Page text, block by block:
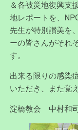
＆各被災地復興支
地レポートを、
先生が特別讃美を
ーの皆さんがそれ
す。
出来る限りの感染
いただき、また覚
淀橋教会 中村和